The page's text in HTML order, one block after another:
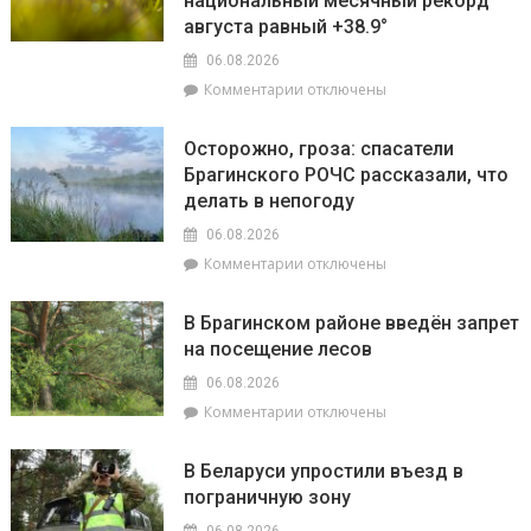
вторговых
началу
августа равный +38.9°
06.08.2026
Комментарии к
ставит
рекорды.
На
побит
месячный
рекорд
августа
отключены
Осторожно, гроза: спасатели
Брагинского РОЧС рассказали, что
делать в непогоду
06.08.2026
Комментарии к
гроза:
спасатели
рассказали,
делать
непогоду
отключены
В Брагинском районе введён запрет
на посещение лесов
06.08.2026
Комментарии к
Брагинском
районе
отключены
В Беларуси упростили въезд в
пограничную зону